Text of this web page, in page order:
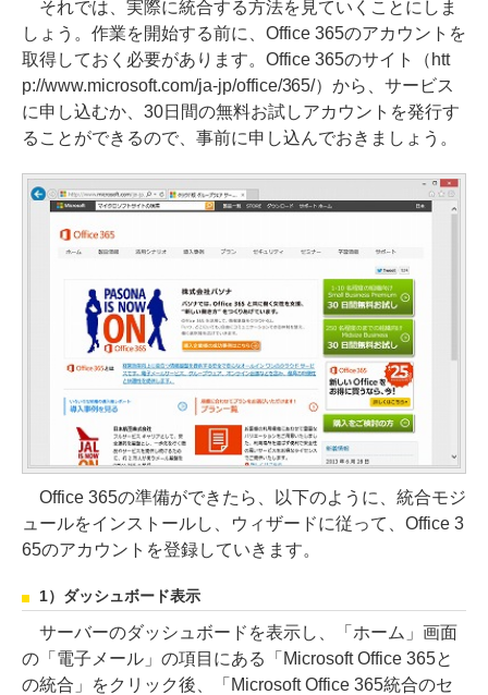
それでは、実際に統合する方法を見ていくことにしま
しょう。作業を開始する前に、Office 365のアカウントを
取得しておく必要があります。Office 365のサイト（htt
p://www.microsoft.com/ja-jp/office/365/）から、サービス
に申し込むか、30日間の無料お試しアカウントを発行す
ることができるので、事前に申し込んでおきましょう。
Office 365の準備ができたら、以下のように、統合モジ
ュールをインストールし、ウィザードに従って、Office 3
65のアカウントを登録していきます。
1）ダッシュボード表示
サーバーのダッシュボードを表示し、「ホーム」画面
の「電子メール」の項目にある「Microsoft Office 365と
の統合」をクリック後、「Microsoft Office 365統合のセ